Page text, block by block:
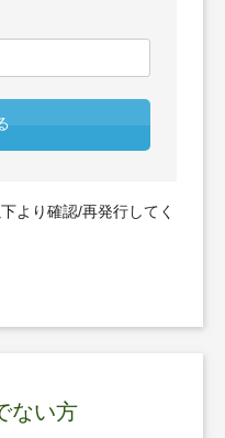
より確認/再発行してく
ない方